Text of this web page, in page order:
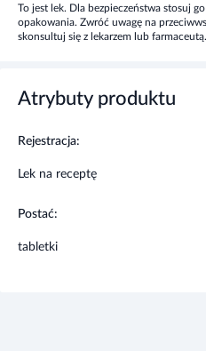
Działania niepożądane
spadki ciśnienia. Niezbyt często:
zaburzenia oddawania moczu,
serca, zaparcia, okresowo
wątrobowych, skórne reakcje
pokrzywka), zaburzenia ejakulacji,
stany splątania, pobudzenie,
zapaści, zaburzenia przewodzenia,
To jest lek. Dla bezpieczeństwa stosuj
opakowania. Zwróć uwagę na
skonsultuj się z lekarzem lub farmaceutą.
Atrybuty produktu
Rejestracja:
Lek na receptę
Postać:
tabletki